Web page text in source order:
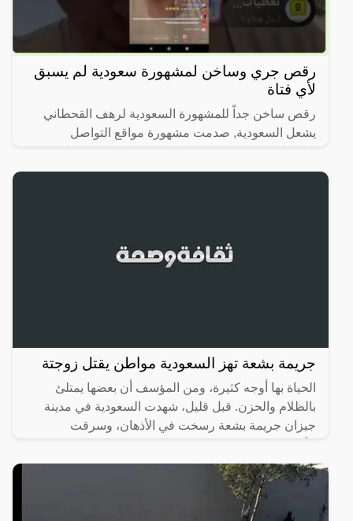
رقص جري وساخن لمشهورة سعودية لم يسبق
لأي فتاة
رقص ساخن جداً للمشهورة السعودية لرهف القحطاني
يشعل السعودية, صدمت مشهورة مواقع التواصل
رقصها والميكاج الذي
جريمة بشعة تهز السعودية مواطن يقتل زوجتة
الحياة بها أوجه كثيرة، ومن المؤسف أن بعضها يمتلئ
بالظلام والحزن. قبل قليل، شهدت السعودية في مدينة
جيزان جريمة بشعة رسخت في الأذهان، وسرقت